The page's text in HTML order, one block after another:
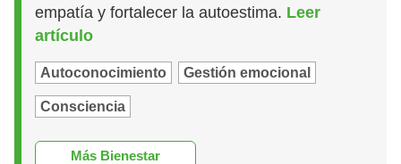
empatía y fortalecer la autoestima. Leer
artículo
Autoconocimiento Gestión emocional
Consciencia
Más Bienestar